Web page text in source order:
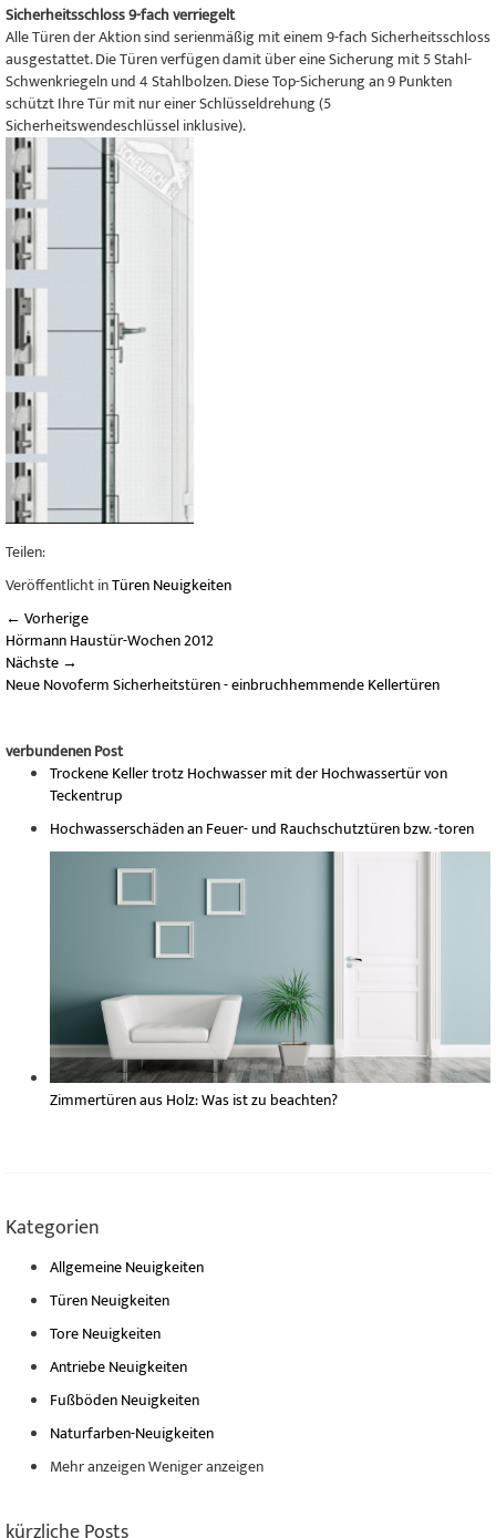
Sicherheitsschloss 9-fach verriegelt
Alle Türen der Aktion sind serienmäßig mit einem 9-fach Sicherheitsschloss
ausgestattet. Die Türen verfügen damit über eine Sicherung mit 5 Stahl-
Schwenkriegeln und 4 Stahlbolzen. Diese Top-Sicherung an 9 Punkten
schützt Ihre Tür mit nur einer Schlüsseldrehung (5
Sicherheitswendeschlüssel inklusive).
Teilen:
Veröffentlicht inTüren Neuigkeiten
← Vorherige
Hörmann Haustür-Wochen 2012
Nächste →
Neue Novoferm Sicherheitstüren - einbruchhemmende Kellertüren
verbundenen Post
Trockene Keller trotz Hochwasser mit der Hochwassertür von
Teckentrup
Hochwasserschäden an Feuer- und Rauchschutztüren bzw. -toren
Zimmertüren aus Holz: Was ist zu beachten?
Kategorien
Allgemeine Neuigkeiten
Türen Neuigkeiten
Tore Neuigkeiten
Antriebe Neuigkeiten
Fußböden Neuigkeiten
Naturfarben-Neuigkeiten
Mehr anzeigenWeniger anzeigen